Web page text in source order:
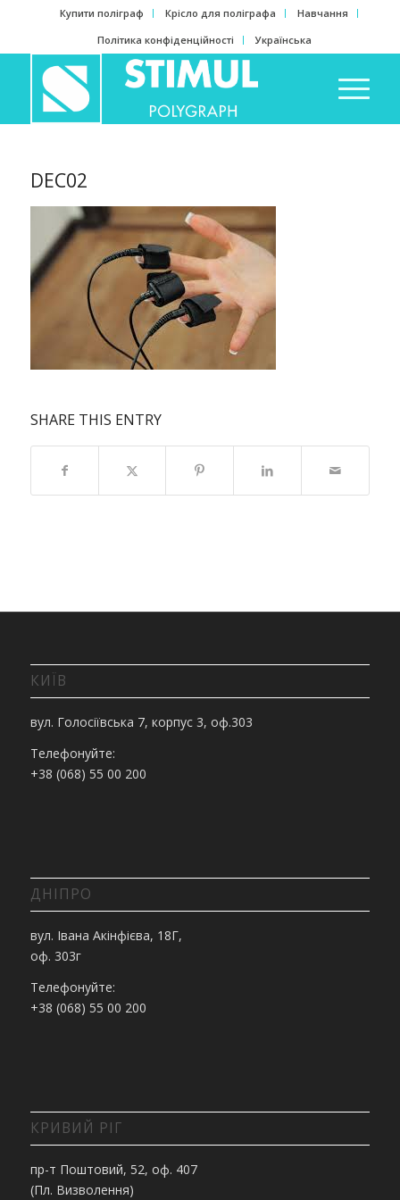
Купити поліграф Крісло для поліграфа
Навчання
Політика конфіденційності
Українська
DEC02
SHARE THIS ENTRY
КИЇВ
вул. Голосіївська 7, корпус 3, оф.303
Телефонуйте:
+38 (068) 55 00 200
ДНІПРО
вул. Івана Акінфієва, 18Г,
оф. 303г
Телефонуйте:
+38 (068) 55 00 200
КРИВИЙ РІГ
пр-т Поштовий, 52, оф. 407
(Пл. Визволення)